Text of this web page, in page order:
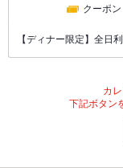
クーポン
【ディナー限定】全日
カ
下記ボタン